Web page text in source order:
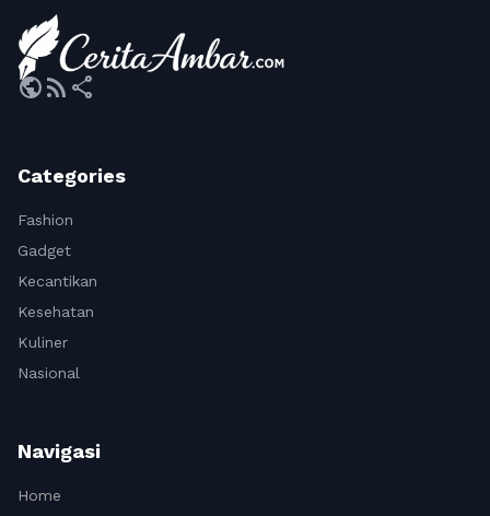
publicrss_feed share
Categories
Fashion
Gadget
Kecantikan
Kesehatan
Kuliner
Nasional
Navigasi
Home